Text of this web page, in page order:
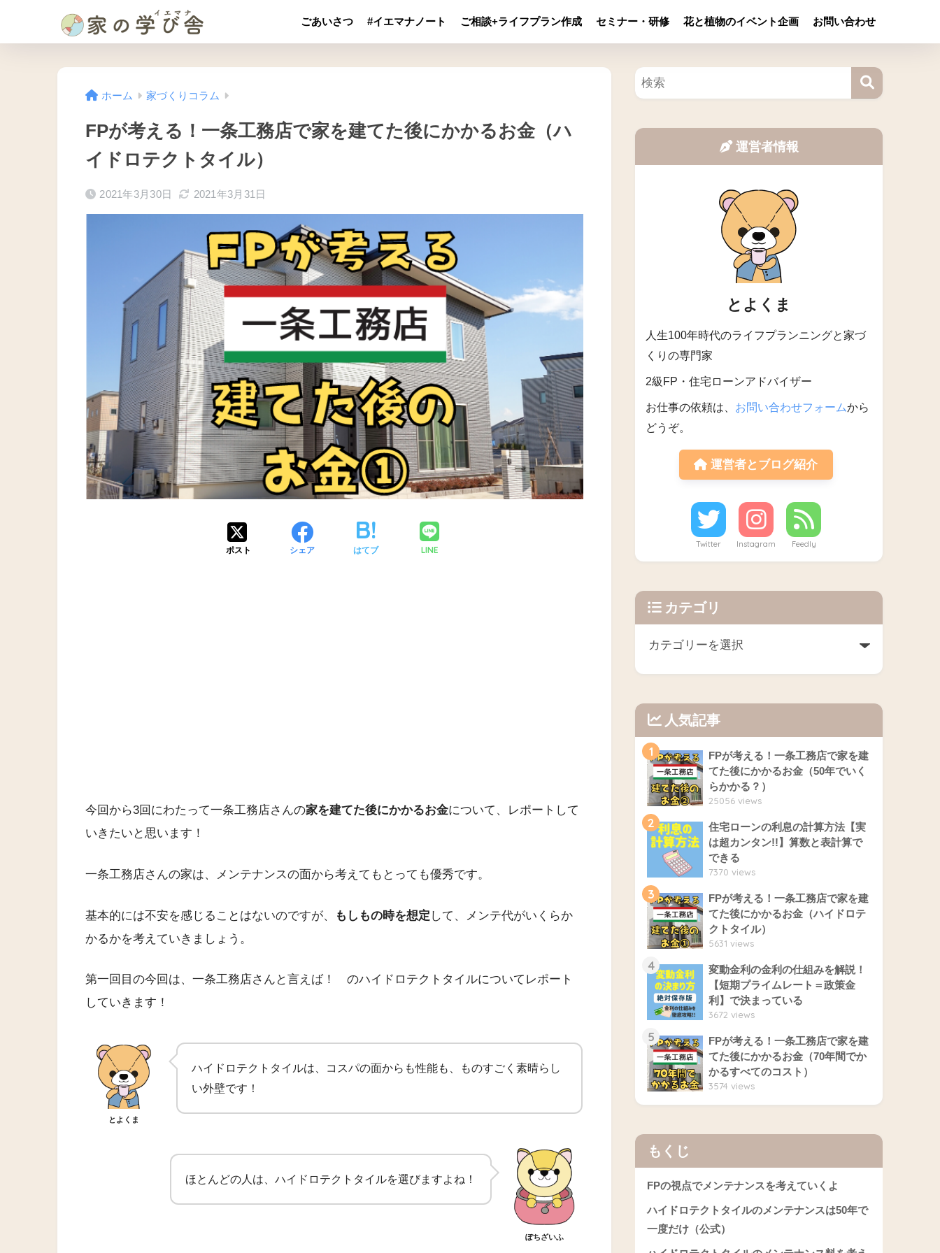
ごあいさつ #イエマナノート ご相談+ライフプラン作成 セミナー・研修 花と植物のイベント企画 お問い合わせ
ホーム 家づくりコラム
FPが考える！一条工務店で家を建てた後にかかるお金（ハ
イドロテクトタイル）
2021年3月30日 2021年3月31日
ポスト シェア はてブ LINE
今回から3回にわたって一条工務店さんの家を建てた後にかかるお金について、レポートして
いきたいと思います！
一条工務店さんの家は、メンテナンスの面から考えてもとっても優秀です。
基本的には不安を感じることはないのですが、 もしもの時を想定 して、メンテ代がいくらか
かるかを考えていきましょう。
第一回目の今回は、一条工務店さんと言えば！ のハイドロテクトタイルについてレポート
していきます！
とよくま
ハイドロテクトタイルは、コスパの面からも性能も、ものすごく素晴らし
い外壁です！
ほとんどの人は、ハイドロテクトタイルを選びますよね！
ぽちざいふ
運営者情報
とよくま
人生100年時代のライフプランニングと家づ
くりの専門家
2級FP・住宅ローンアドバイザー
お仕事の依頼は、 お問い合わせフォームから
どうぞ。
運営者とブログ紹介
Twitter Instagram Feedly
カテゴリ
人気記事
1
FPが考える！一条工務店で家を建
てた後にかかるお金（50年でいく
らかかる？）
25056 views
2
住宅ローンの利息の計算方法【実
は超カンタン!!】算数と表計算で
できる
7370 views
3
FPが考える！一条工務店で家を建
てた後にかかるお金（ハイドロテ
クトタイル）
5631 views
4
変動金利の金利の仕組みを解説！
【短期プライムレート＝政策金
利】で決まっている
3672 views
5
FPが考える！一条工務店で家を建
てた後にかかるお金（70年間でか
かるすべてのコスト）
3574 views
もくじ
FPの視点でメンテナンスを考えていくよ
ハイドロテクトタイルのメンテナンスは50年で
一度だけ（公式）